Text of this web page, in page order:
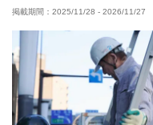
掲載期間： 2025/11/28 - 2026/11/27